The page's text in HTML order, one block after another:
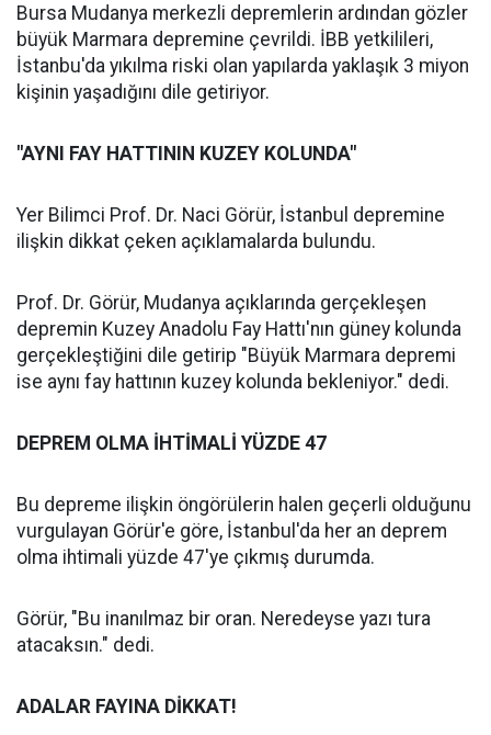
Bursa Mudanya merkezli depremlerin ardından gözler
büyük Marmara depremine çevrildi. İBB yetkilileri,
İstanbu'da yıkılma riski olan yapılarda yaklaşık 3 miyon
kişinin yaşadığını dile getiriyor.
"AYNI FAY HATTININ KUZEY KOLUNDA"
Yer Bilimci Prof. Dr. Naci Görür, İstanbul depremine
ilişkin dikkat çeken açıklamalarda bulundu.
Prof. Dr. Görür, Mudanya açıklarında gerçekleşen
depremin Kuzey Anadolu Fay Hattı'nın güney kolunda
gerçekleştiğini dile getirip "Büyük Marmara depremi
ise aynı fay hattının kuzey kolunda bekleniyor." dedi.
DEPREM OLMA İHTİMALİ YÜZDE 47
Bu depreme ilişkin öngörülerin halen geçerli olduğunu
vurgulayan Görür'e göre, İstanbul'da her an deprem
olma ihtimali yüzde 47'ye çıkmış durumda.
Görür, "Bu inanılmaz bir oran. Neredeyse yazı tura
atacaksın." dedi.
ADALAR FAYINA DİKKAT!